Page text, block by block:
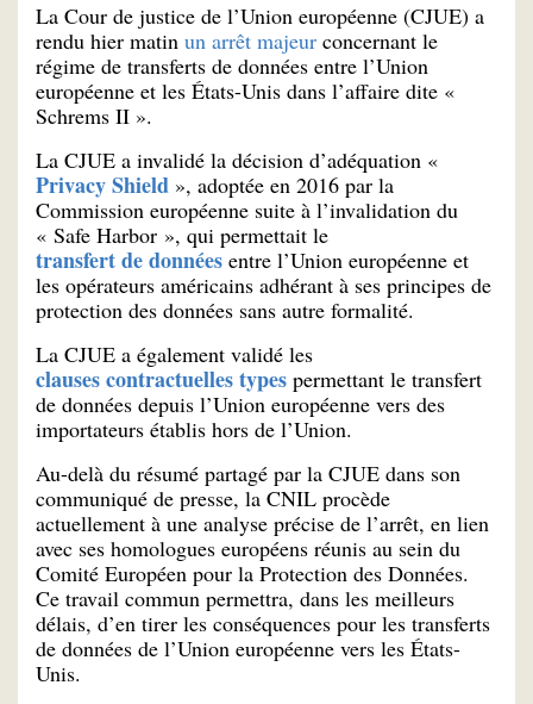
La Cour de justice de l’Union européenne (CJUE) a
rendu hier matin un arrêt majeur concernant le
régime de transferts de données entre l’Union
européenne et les États-Unis dans l’affaire dite «
Schrems II ».
La CJUE a invalidé la décision d’adéquation «
Privacy Shield », adoptée en 2016 par la
Commission européenne suite à l’invalidation du
« Safe Harbor », qui permettait le
transfert de données entre l’Union européenne et
les opérateurs américains adhérant à ses principes de
protection des données sans autre formalité.
La CJUE a également validé les
clauses contractuelles types permettant le transfert
de données depuis l’Union européenne vers des
importateurs établis hors de l’Union.
Au-delà du résumé partagé par la CJUE dans son
communiqué de presse, la CNIL procède
actuellement à une analyse précise de l’arrêt, en lien
avec ses homologues européens réunis au sein du
Comité Européen pour la Protection des Données.
Ce travail commun permettra, dans les meilleurs
délais, d’en tirer les conséquences pour les transferts
de données de l’Union européenne vers les États-
Unis.